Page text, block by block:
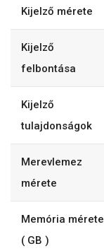
Kijelző mérete
Kijelző
felbontása
Kijelző
tulajdonságok
Merevlemez
mérete
Memória mérete
( GB )